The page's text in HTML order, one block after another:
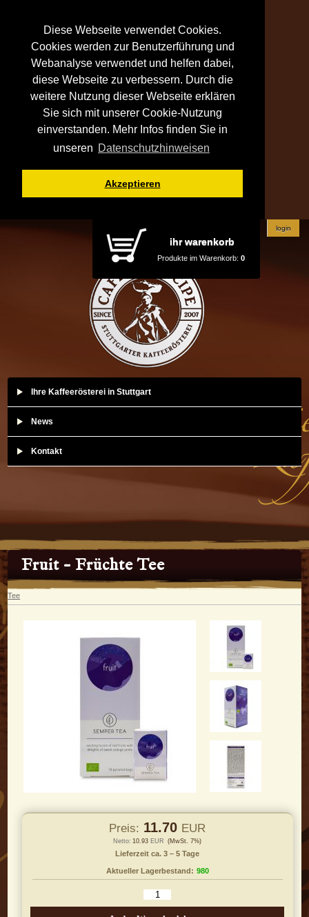
Diese Webseite verwendet Cookies.
Cookies werden zur Benutzerführung und
Webanalyse verwendet und helfen dabei,
diese Webseite zu verbessern. Durch die
weitere Nutzung dieser Webseite erklären
Sie sich mit unserer Cookie-Nutzung
einverstanden. Mehr Infos finden Sie in
unseren Datenschutzhinweisen
Akzeptieren
ihr warenkorb
Produkte im Warenkorb: 0
login
Ihre Kaffeerösterei in Stuttgart
News
Kontakt
Fruit – Früchte Tee
Tee
Preis: 11.70 EUR
Netto: 10.93 EUR (MwSt. 7%)
Lieferzeit ca. 3 – 5 Tage
Aktueller Lagerbestand: 980